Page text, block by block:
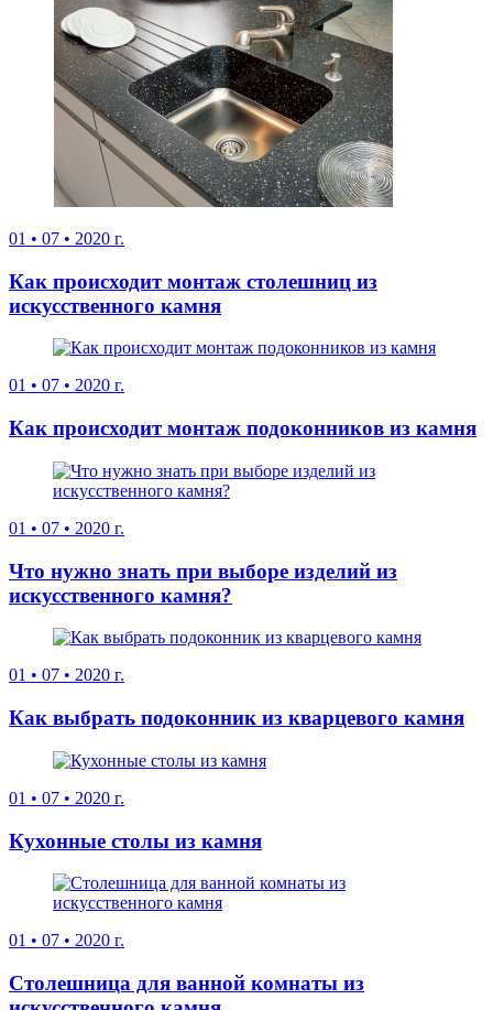
01 • 07 • 2020 г.
Как происходит монтаж столешниц из
искусственного камня
01 • 07 • 2020 г.
Как происходит монтаж подоконников из камня
01 • 07 • 2020 г.
Что нужно знать при выборе изделий из
искусственного камня?
01 • 07 • 2020 г.
Как выбрать подоконник из кварцевого камня
01 • 07 • 2020 г.
Кухонные столы из камня
01 • 07 • 2020 г.
Столешница для ванной комнаты из